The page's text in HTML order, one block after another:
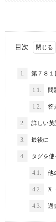
目次
1. 第７８１
1.1. 問
1.2. 答
2. 詳しい英
3. 最後に
4. タグを使
4.1. 他
4.2. X
4.3. 過